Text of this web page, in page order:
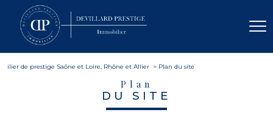
de prestige Saône et Loire, Rhône et Allier Plan du site
Plan
DU SITE